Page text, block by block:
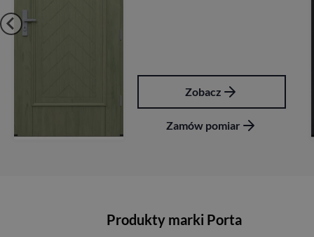
Zobacz
Zamów pomiar
Produkty marki Porta